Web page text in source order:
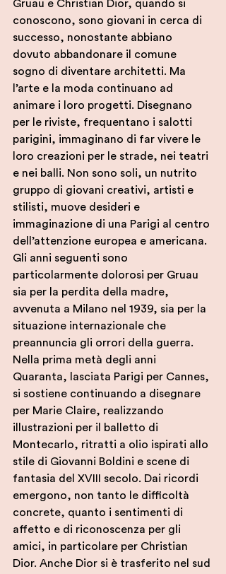
Gruau e Christian Dior, quando si
conoscono, sono giovani in cerca di
successo, nonostante abbiano
dovuto abbandonare il comune
sogno di diventare architetti. Ma
l’arte e la moda continuano ad
animare i loro progetti. Disegnano
per le riviste, frequentano i salotti
parigini, immaginano di far vivere le
loro creazioni per le strade, nei teatri
e nei balli. Non sono soli, un nutrito
gruppo di giovani creativi, artisti e
stilisti, muove desideri e
immaginazione di una Parigi al centro
dell’attenzione europea e americana.
Gli anni seguenti sono
particolarmente dolorosi per Gruau
sia per la perdita della madre,
avvenuta a Milano nel 1939, sia per la
situazione internazionale che
preannuncia gli orrori della guerra.
Nella prima metà degli anni
Quaranta, lasciata Parigi per Cannes,
si sostiene continuando a disegnare
per Marie Claire, realizzando
illustrazioni per il balletto di
Montecarlo, ritratti a olio ispirati allo
stile di Giovanni Boldini e scene di
fantasia del XVIII secolo. Dai ricordi
emergono, non tanto le difficoltà
concrete, quanto i sentimenti di
affetto e di riconoscenza per gli
amici, in particolare per Christian
Dior. Anche Dior si è trasferito nel sud